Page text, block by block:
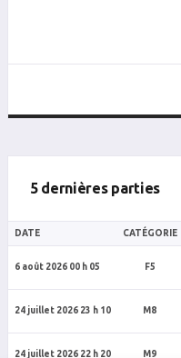
5 dernières parties
DATE CATÉGORIE
6 août 2026 00 h 05 F5
24 juillet 2026 23 h 10 M8
24 juillet 2026 22 h 20 M9